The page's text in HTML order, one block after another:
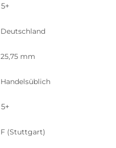
5+
Deutschland
25,75 mm
Handelsüblich
5+
F (Stuttgart)